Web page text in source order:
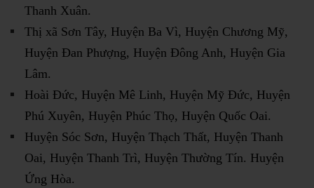
Thanh Xuân.
Thị xã Sơn Tây, Huyện Ba Vì, Huyện Chương Mỹ,
Huyện Đan Phượng, Huyện Đông Anh, Huyện Gia
Lâm.
Hoài Đức, Huyện Mê Linh, Huyện Mỹ Đức, Huyện
Phú Xuyên, Huyện Phúc Thọ, Huyện Quốc Oai.
Huyện Sóc Sơn, Huyện Thạch Thất, Huyện Thanh
Oai, Huyện Thanh Trì, Huyện Thường Tín. Huyện
Ứng Hòa.